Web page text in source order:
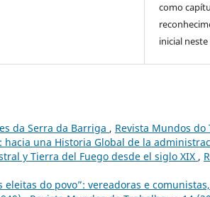
como
inicial
da Serra da Barriga , Revista Mundos do
hacia una Historia Global de la
y Tierra del Fuego desde el siglo XIX ,
eleitas do povo”: vereadoras e